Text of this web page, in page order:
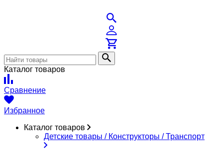
Каталог товаров
Сравнение
Избранное
Каталог товаров
Детские товары / Конструкторы / Транспорт